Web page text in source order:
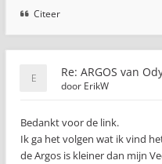
Citeer
Re: ARGOS van
door ErikW
Bedankt voor de link.
Ik ga het volgen wat ik vind
de Argos is kleiner dan mijn